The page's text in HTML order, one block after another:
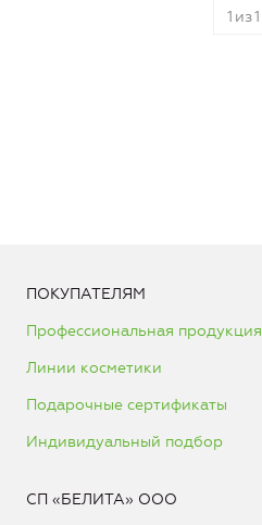
1 из1
ПОКУПАТЕЛЯМ
Профессиональная продукция
Линии косметики
Подарочные сертификаты
Индивидуальный подбор
СП «БЕЛИТА» ООО